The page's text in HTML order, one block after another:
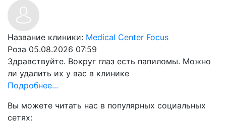
Название клиники: Medical Center Focus
Роза 05.08.2026 07:59
Здравствуйте. Вокруг глаз есть папиломы. Можно
ли удалить их у вас в клинике
Подробнее...
Вы можете читать нас в популярных социальных
сетях: